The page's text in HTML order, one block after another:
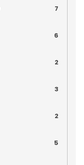
0
0
0
0
0
0
7
6
2
3
2
5